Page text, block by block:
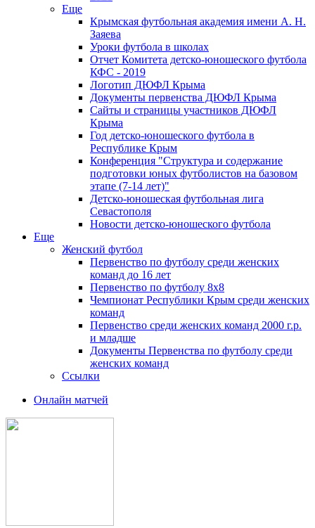
Еще
Крымская футбольная академия имени А. Н.
Заяева
Уроки футбола в школах
Отчет Комитета детско-юношеского футбола
КФС - 2019
Логотип ДЮФЛ Крыма
Документы первенства ДЮФЛ Крыма
Сайты и страницы участников ДЮФЛ
Крыма
Год детско-юношеского футбола в
Республике Крым
Конференция "Структура и содержание
подготовки юных футболистов на базовом
этапе (7-14 лет)"
Детско-юношеская футбольная лига
Севастополя
Новости детско-юношеского футбола
Еще
Женский футбол
Первенство по футболу среди женских
команд до 16 лет
Первенство по футболу 8х8
Чемпионат Республики Крым среди женских
команд
Первенство среди женских команд 2000 г.р.
и младше
Документы Первенства по футболу среди
женских команд
Ссылки
Онлайн матчей